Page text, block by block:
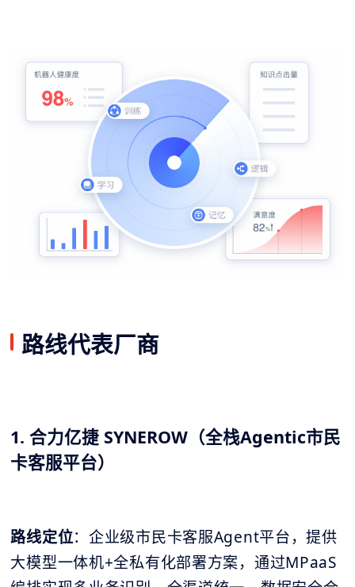
路线代表厂商
1. 合力亿捷 SYNEROW（全栈Agentic市民
卡客服平台）
路线定位：企业级市民卡客服Agent平台，提供
大模型一体机+全私有化部署方案，通过MPaaS